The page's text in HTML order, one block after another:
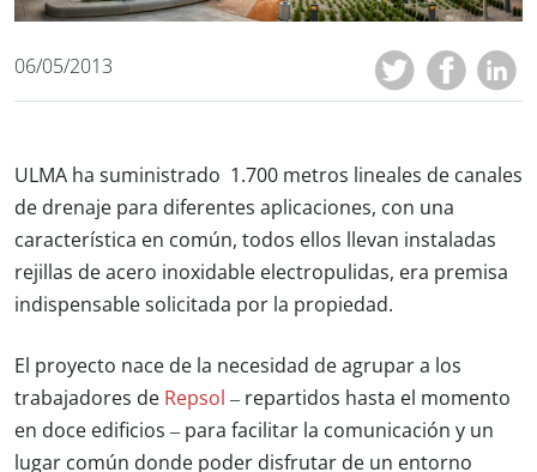
06/05/2013
ULMA ha suministrado 1.700 metros lineales de canales
de drenaje para diferentes aplicaciones, con una
característica en común, todos ellos llevan instaladas
rejillas de acero inoxidable electropulidas, era premisa
indispensable solicitada por la propiedad.
El proyecto nace de la necesidad de agrupar a los
trabajadores de Repsol – repartidos hasta el momento
en doce edificios – para facilitar la comunicación y un
lugar común donde poder disfrutar de un entorno